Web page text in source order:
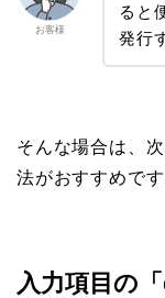
お客様
ると
発行
そんな場合は、
法がおすすめです
入力項目の